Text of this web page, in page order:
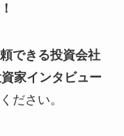
できる投資会社
家インタビュー
ださい。